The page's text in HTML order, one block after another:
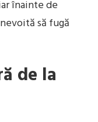
înainte de
să fugă
de la